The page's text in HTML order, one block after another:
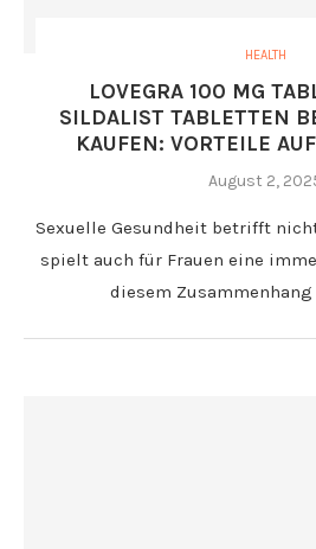
HEALTH
LOVEGRA 100 MG
SILDALIST TABLETTEN
KAUFEN: VORTEILE
August 2,
Sexuelle Gesundheit betrifft
spielt auch für Frauen eine
diesem